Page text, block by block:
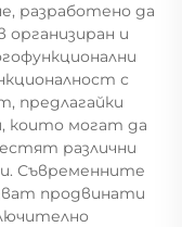
разработено да
организиран и
с
предлагайки
които могат да
различни
Съвременните
продвинати